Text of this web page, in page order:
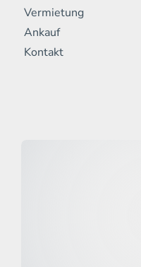
Vermietung
Ankauf
Kontakt